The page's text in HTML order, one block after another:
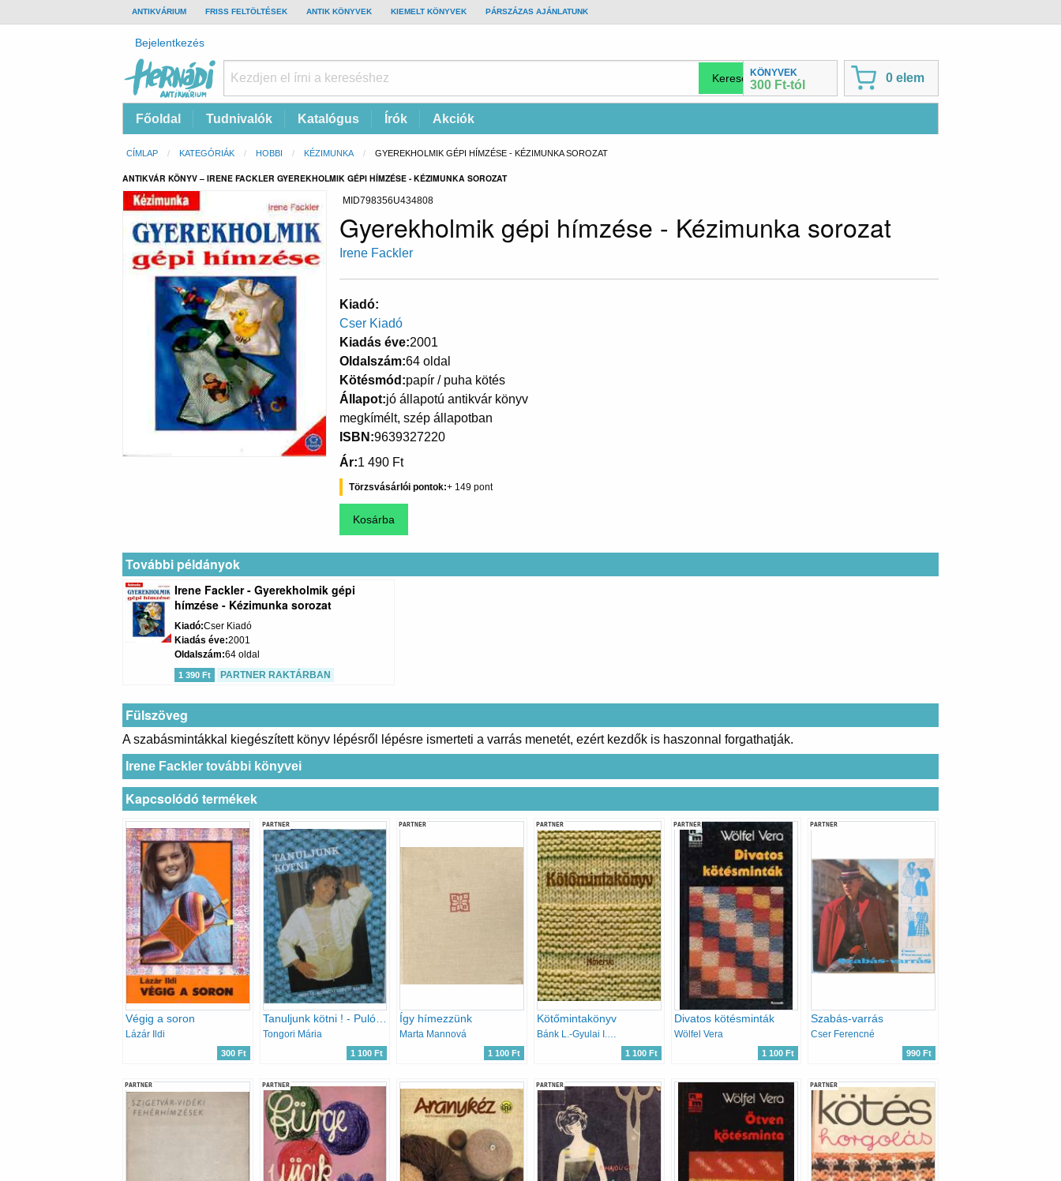
TOP
BAR
ANTIKVÁRIUM FRISS FELTÖLTÉSEK ANTIK KÖNYVEK KIEMELT KÖNYVEK PÁRSZÁZAS AJÁNLATUNK
Felhasználói
fiók
menüje
Bejelentkezés
Antikvárium
Online
KÖNYVEK
300 Ft-tól
0 elem
Fő
navigáció
Főoldal Tudnivalók Katalógus Írók Akciók
Morzsa
CÍMLAP KATEGÓRIÁK HOBBI KÉZIMUNKA CURRENT:
GYEREKHOLMIK GÉPI HÍMZÉSE - KÉZIMUNKA SOROZAT
ANTIKVÁR KÖNYV – IRENE FACKLER GYEREKHOLMIK GÉPI HÍMZÉSE - KÉZIMUNKA SOROZAT
MID798356U434808
Gyerekholmik gépi hímzése - Kézimunka sorozat
Irene Fackler
Kiadó
Cser Kiadó
Kiadás éve 2001
Oldalszám 64 oldal
Kötésmód papír / puha kötés
Állapot jó állapotú antikvár könyv
megkímélt, szép állapotban
ISBN 9639327220
Ár 1 490 Ft
Törzsvásárlói pontok 149
További példányok
Irene Fackler - Gyerekholmik gépi
hímzése - Kézimunka sorozat
Kiadó Cser Kiadó
Kiadás éve 2001
Oldalszám 64 oldal
1 390 Ft PARTNER RAKTÁRBAN
Fülszöveg
A szabásmintákkal kiegészített könyv lépésről lépésre ismerteti a varrás menetét, ezért kezdők is haszonnal forgathatják.
Irene Fackler további könyvei
Kapcsolódó termékek
Végig a soron
Lázár Ildi
300 Ft
PARTNER
Tanuljunk kötni ! - Pulóverek, mellények, kabátok, szoknyák
Tongori Mária
1 100 Ft
PARTNER
Így hímezzünk
Marta Mannová
1 100 Ft
PARTNER
Kötőmintakönyv
Bánk L.-Gyulai I.-Németh J.
1 100 Ft
PARTNER
Divatos kötésminták
Wölfel Vera
1 100 Ft
PARTNER
Szabás-varrás
Cser Ferencné
990 Ft
PARTNER PARTNER PARTNER PARTNER